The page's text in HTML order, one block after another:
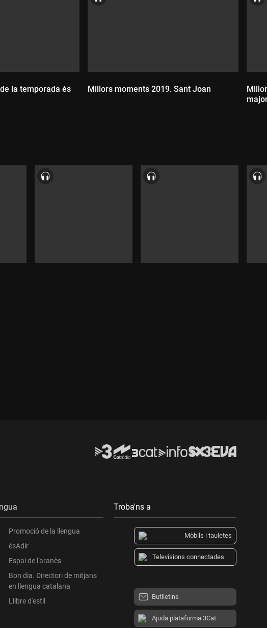
la temporada és
Millors moments 2019. Sant Joan
Promoció de la llengua
ésAdir
Espai de l'aranès
Bon dia. Directori de mitjans
en llengua catalana
Llibre d'estil
Troba'ns a
Mòbils i tauletes
Televisions connectades
Butlletins
Ajuda plataforma 3Cat